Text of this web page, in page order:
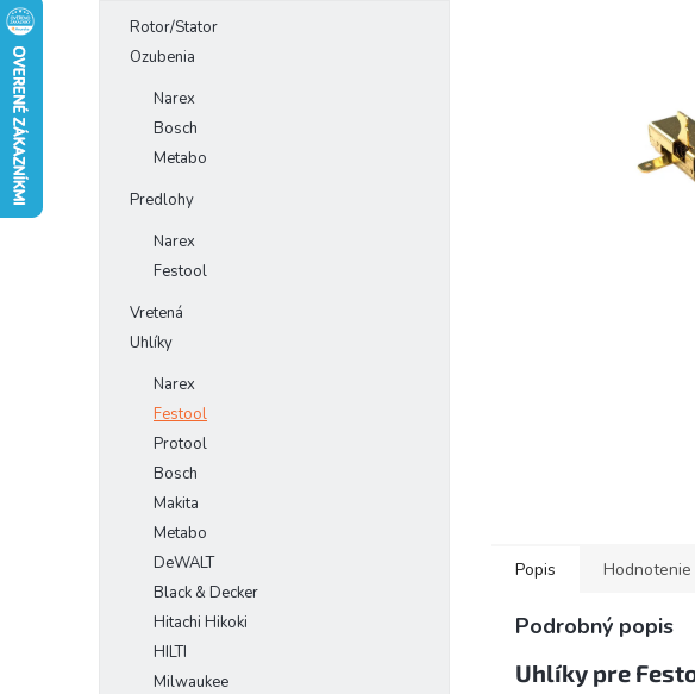
Rotor/Stator
Ozubenia
Narex
Bosch
Metabo
Predlohy
Narex
Festool
Vretená
Uhlíky
Narex
Festool
Protool
Bosch
Makita
Metabo
DeWALT
Black & Decker
Hitachi Hikoki
HILTI
Milwaukee
Popis Hodnotenie
Podrobný popis
Uhlíky pre